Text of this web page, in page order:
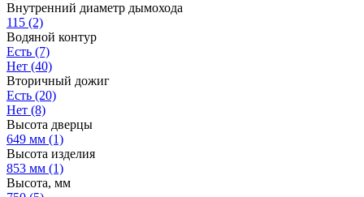
Внутренний диаметр дымохода
115 (2)
Водяной контур
Есть (7)
Нет (40)
Вторичный дожиг
Есть (20)
Нет (8)
Высота дверцы
649 мм (1)
Высота изделия
853 мм (1)
Высота, мм